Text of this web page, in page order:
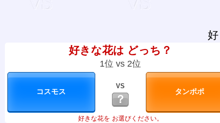
好きな花は どっち？
1位 vs 2位
VS
？
好きな花を お選びください。